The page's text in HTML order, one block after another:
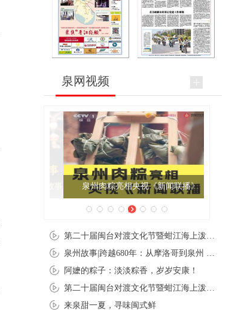
泉网视频
泉州肉粽亮相央视《新闻联播》
阿嬷的粽子：淡淡粽香，岁岁安康！
来泉甜一夏，寻味闽式鲜